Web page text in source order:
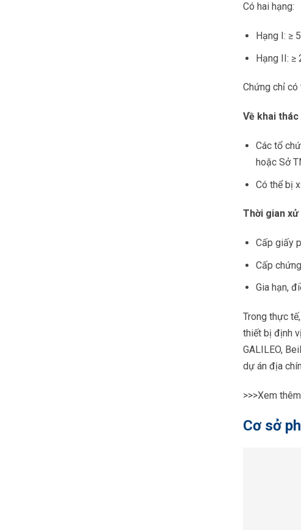
Có hai hạng:
Hạng I: ≥
Hạng II: ≥
Chứng chỉ có
Về khai
Các tổ
hoặc Sở
Có thể bị
Thời gian xử
Cấp giấy
Cấp
Gia hạn,
Trong thực
thiết bị định
GALILEO,
dự án địa
>>>Xem
Cơ sở